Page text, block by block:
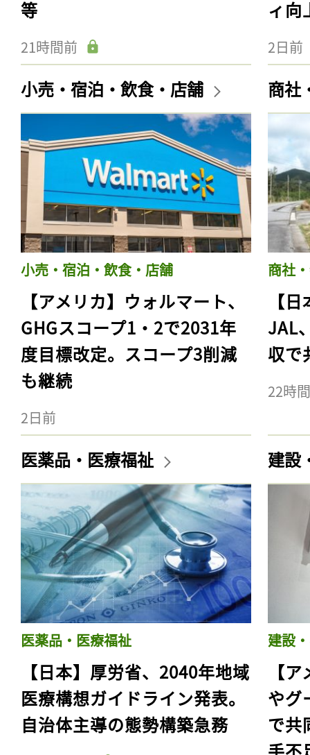
等
21時間前
ィ向
2日前
小売・宿泊・飲食・店舗
小売・宿泊・飲食・店舗
【アメリカ】ウォルマート、
GHGスコープ1・2で2031年
度目標改定。スコープ3削減
も継続
2日前
商社
商社
【
JAL
収で
22時
医薬品・医療福祉
医薬品・医療福祉
【日本】厚労省、2040年地域
医療構想ガイドライン発表。
自治体主導の態勢構築急務
建設
建設
【
やグ
で共